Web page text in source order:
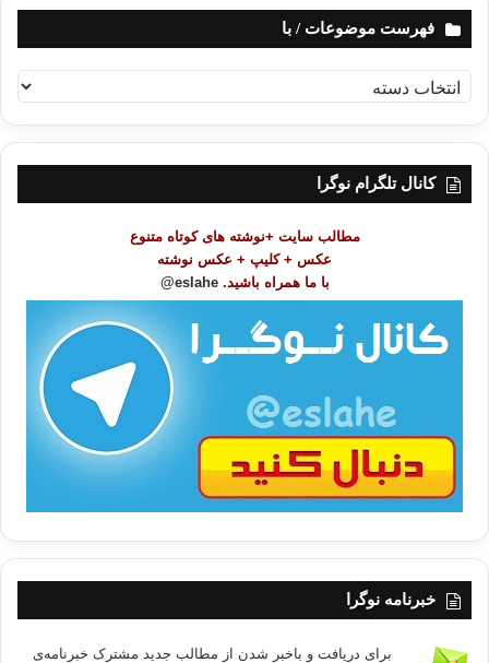
فهرست موضوعات / با
ه
ر
کانال تلگرام نوگرا
مطالب سایت +نوشته های کوتاه متنوع
عکس + کلیپ + عکس نوشته
با ما همراه باشید. eslahe@
خبرنامه نوگرا
برای دریافت و باخبر شدن از مطالب جدید مشترک خبرنامه‌ی